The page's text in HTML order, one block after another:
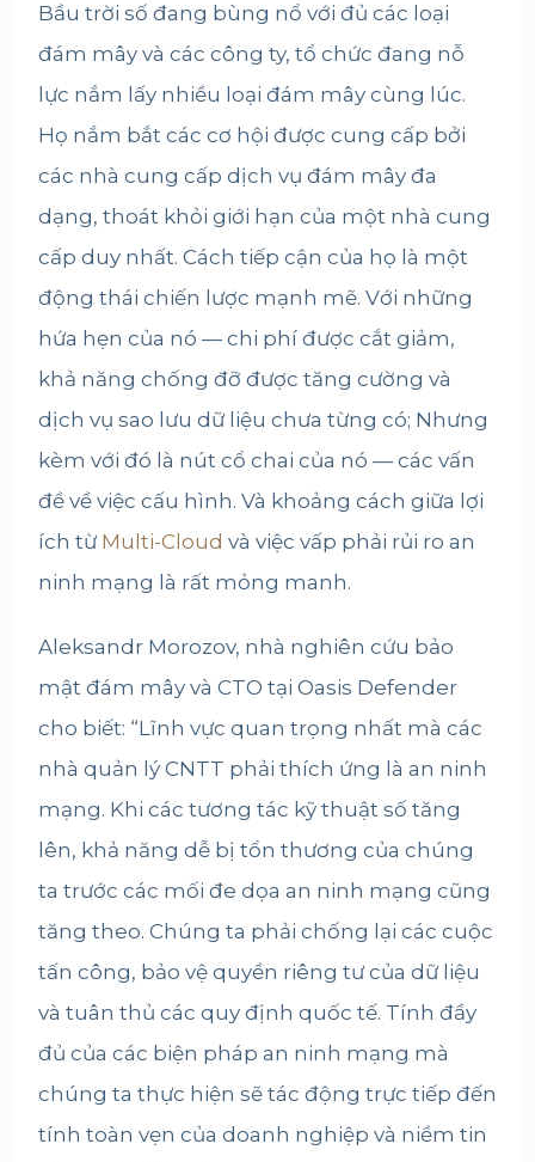
Bầu trời số đang bùng nổ với đủ các loại
đám mây và các công ty, tổ chức đang nỗ
lực nắm lấy nhiều loại đám mây cùng lúc.
Họ nắm bắt các cơ hội được cung cấp bởi
các nhà cung cấp dịch vụ đám mây đa
dạng, thoát khỏi giới hạn của một nhà cung
cấp duy nhất. Cách tiếp cận của họ là một
động thái chiến lược mạnh mẽ. Với những
hứa hẹn của nó — chi phí được cắt giảm,
khả năng chống đỡ được tăng cường và
dịch vụ sao lưu dữ liệu chưa từng có; Nhưng
kèm với đó là nút cổ chai của nó — các vấn
đề về việc cấu hình. Và khoảng cách giữa lợi
ích từ Multi-Cloud và việc vấp phải rủi ro an
ninh mạng là rất mỏng manh.
Aleksandr Morozov, nhà nghiên cứu bảo
mật đám mây và CTO tại Oasis Defender
cho biết: “Lĩnh vực quan trọng nhất mà các
nhà quản lý CNTT phải thích ứng là an ninh
mạng. Khi các tương tác kỹ thuật số tăng
lên, khả năng dễ bị tổn thương của chúng
ta trước các mối đe dọa an ninh mạng cũng
tăng theo. Chúng ta phải chống lại các cuộc
tấn công, bảo vệ quyền riêng tư của dữ liệu
và tuân thủ các quy định quốc tế. Tính đầy
đủ của các biện pháp an ninh mạng mà
chúng ta thực hiện sẽ tác động trực tiếp đến
tính toàn vẹn của doanh nghiệp và niềm tin